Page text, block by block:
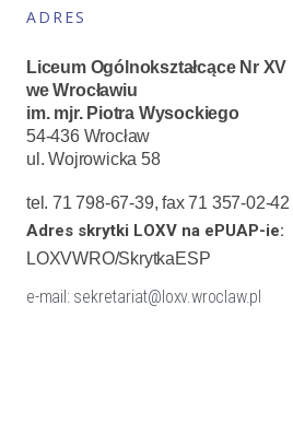
ADRES
Liceum Ogólnokształcące Nr XV
we Wrocławiu
im. mjr. Piotra Wysockiego
54-436 Wrocław
ul. Wojrowicka 58
tel. 71 798-67-39, fax 71 357-02-42
Adres skrytki LOXV na ePUAP-ie:
LOXVWRO/SkrytkaESP
e-mail: sekretariat@loxv.wroclaw.pl